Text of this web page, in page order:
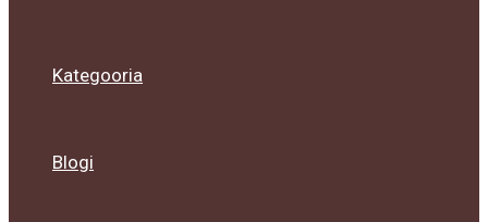
Kategooria
Blogi